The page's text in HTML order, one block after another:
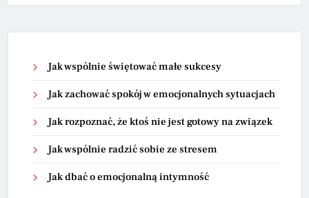
Jak wspólnie świętować małe sukcesy
Jak zachować spokój w emocjonalnych sytuacjach
Jak rozpoznać, że ktoś nie jest gotowy na związek
Jak wspólnie radzić sobie ze stresem
Jak dbać o emocjonalną intymność